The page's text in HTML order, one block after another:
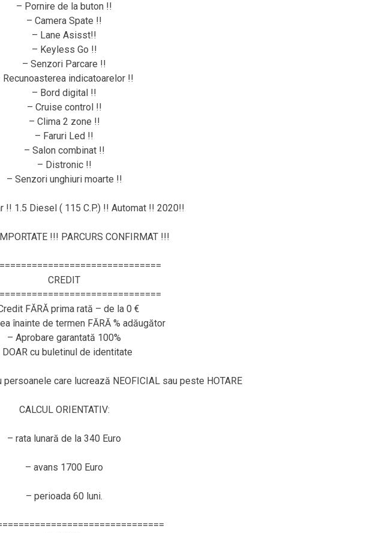
– Pornire de la buton !!
– Camera Spate !!
– Lane Asisst!!
– Keyless Go !!
– Senzori Parcare !!
Recunoasterea indicatoarelor !!
– Bord digital !!
– Cruise control !!
– Clima 2 zone !!
– Faruri Led !!
– Salon combinat !!
– Distronic !!
– Senzori unghiuri moarte !!
!! 1.5 Diesel ( 115 C.P.) !! Automat !! 2020!!
!!! PARCURS CONFIRMAT !!!
CREDIT
FĂRĂ prima rată – de la 0 €
înainte de termen FĂRĂ % adăugător
– Aprobare garantată 100%
DOAR cu buletinul de identitate
care lucrează NEOFICIAL sau peste HOTARE
CALCUL ORIENTATIV:
– rata lunară de la 340 Euro
– avans 1700 Euro
– perioada 60 luni.